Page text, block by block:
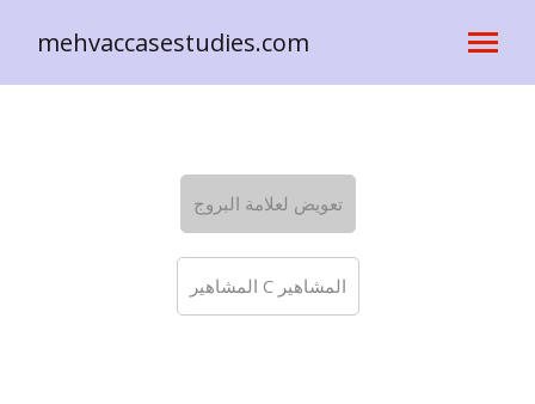
mehvaccasestudies.com
تعويض لعلامة البروج
المشاهير C المشاهير